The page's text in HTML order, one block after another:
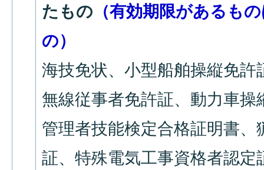
たもの （有効期限があるも
の）
海技免状、小型船舶操縦免許
無線従事者免許証、動力車操
管理者技能検定合格証明書
証、特殊電気工事資格者認定